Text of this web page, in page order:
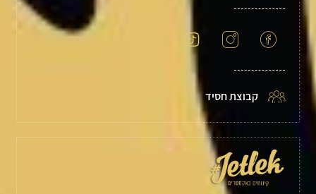
קבוצת חסיד